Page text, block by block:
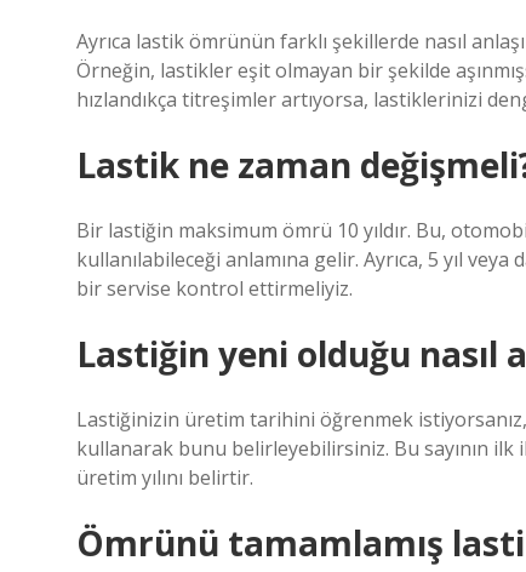
Ayrıca lastik ömrünün farklı şekillerde nasıl
Örneğin, lastikler eşit olmayan bir şekilde
hızlandıkça titreşimler artıyorsa, lastiklerinizi
Lastik ne zaman
Bir lastiğin maksimum ömrü 10 yıldır. Bu,
kullanılabileceği anlamına gelir. Ayrıca, 5 yıl
bir servise kontrol ettirmeliyiz.
Lastiğin yeni olduğu nasıl
Lastiğinizin üretim tarihini öğrenmek
kullanarak bunu belirleyebilirsiniz. Bu sayının ilk
üretim yılını belirtir.
Ömrünü tamamlamış